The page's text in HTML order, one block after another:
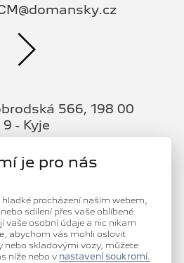
566, 198 00
- Kyje
607 607 607
je pro nás
procházení naším webem,
sdílení přes vaše oblíbené
vaše osobní údaje a nic nikam
abychom vás mohli oslovit
nebo skladovými vozy, můžete
níže nebo v nastavení soukromí.